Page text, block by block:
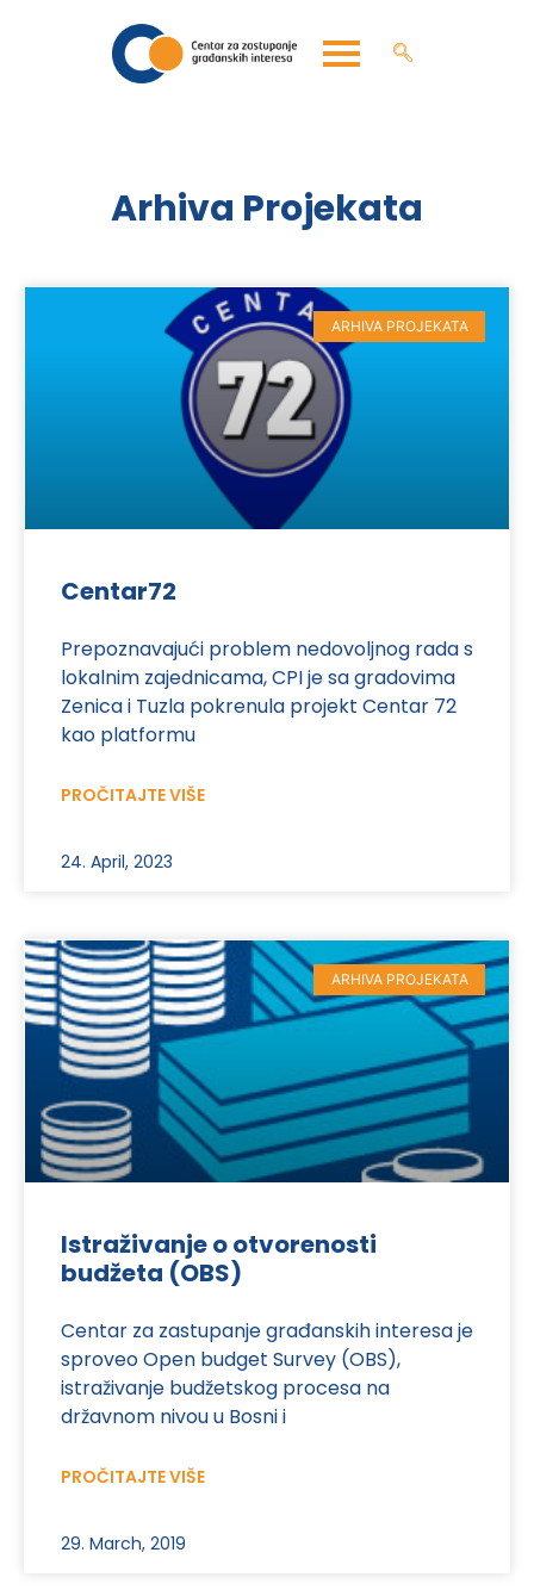
Arhiva Projekata
ARHIVA PROJEKATA
Centar72
Prepoznavajući problem nedovoljnog rada s
lokalnim zajednicama, CPI je sa gradovima
Zenica i Tuzla pokrenula projekt Centar 72
kao platformu
PROČITAJTE VIŠE
24. April, 2023
ARHIVA PROJEKATA
Istraživanje o otvorenosti
budžeta (OBS)
Centar za zastupanje građanskih interesa je
sproveo Open budget Survey (OBS),
istraživanje budžetskog procesa na
državnom nivou u Bosni i
PROČITAJTE VIŠE
29. March, 2019